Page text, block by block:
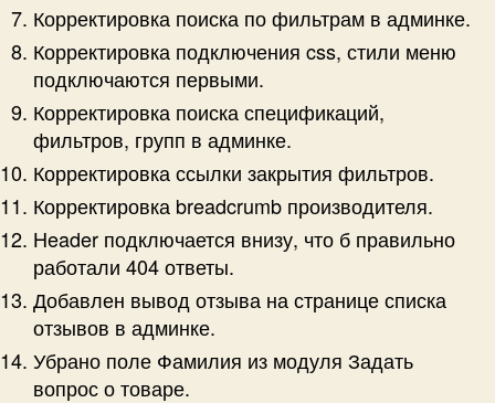
Корректировка поиска по фильтрам в админке.
Корректировка подключения css, стили меню
подключаются первыми.
Корректировка поиска спецификаций,
фильтров, групп в админке.
Корректировка ссылки закрытия фильтров.
Корректировка breadcrumb производителя.
Header подключается внизу, что б правильно
работали 404 ответы.
Добавлен вывод отзыва на странице списка
отзывов в админке.
Убрано поле Фамилия из модуля Задать
вопрос о товаре.